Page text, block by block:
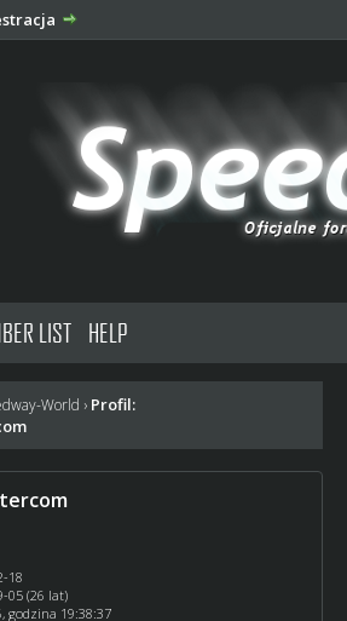
LIST HELP
World › Profil:
18
05 (26 lat)
godzina 19:38:37